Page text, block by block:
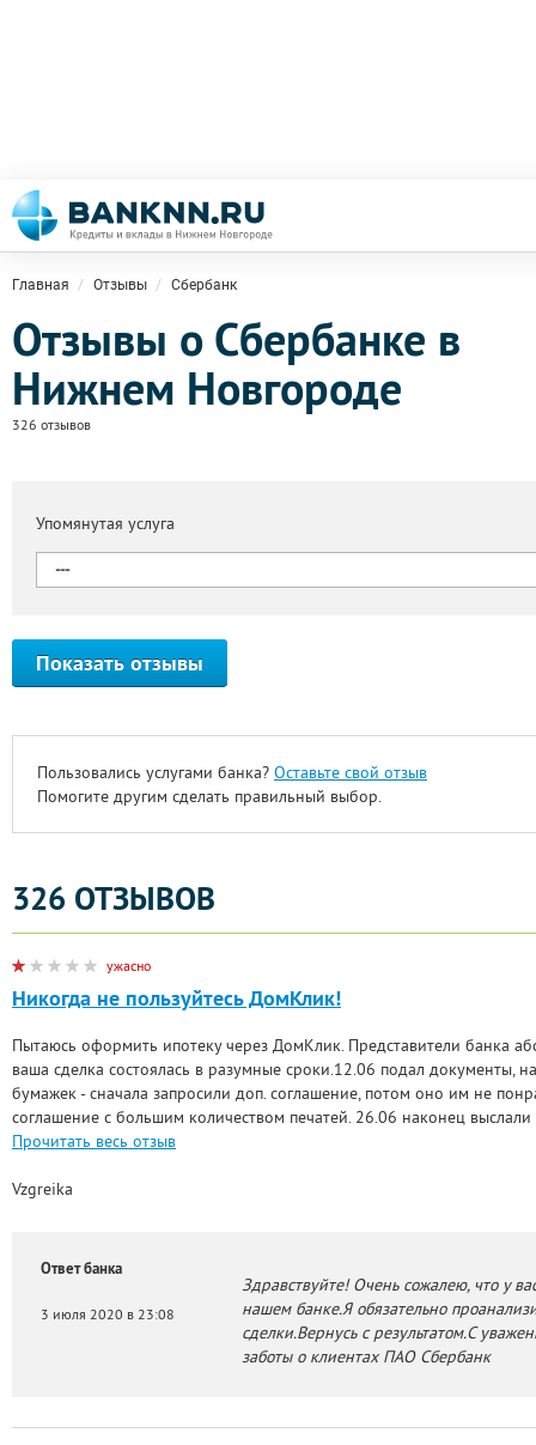
Главная Отзывы Сбербанк
Отзывы о Сбербанке в
Нижнем Новгороде
326 отзывов
Упомянутая услуга
Показать отзывы
Пользовались услугами банка? Оставьте свой отзыв
Помогите другим сделать правильный выбор.
326 ОТЗЫВОВ
ужасно
Никогда не пользуйтесь ДомКлик!
Пытаюсь оформить ипотеку через ДомКлик. Представители банка
ваша сделка состоялась в разумные сроки.12.06 подал документы,
бумажек - сначала запросили доп. соглашение, потом оно им не
соглашение с большим количеством печатей. 26.06 наконец
Прочитать весь отзыв
Vzgreika
Ответ банка
3 июля 2020 в 23:08
Здравствуйте! Очень сожалею, что у
нашем банке.Я обязательно
сделки.Вернусь с результатом.С
заботы о клиентах ПАО Сбербанк